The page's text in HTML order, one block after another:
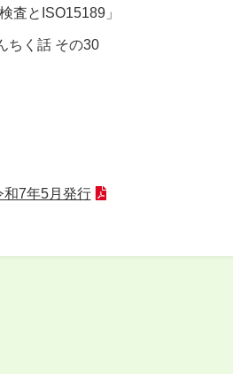
査とISO15189」
ちく話 その30
和7年5月発行